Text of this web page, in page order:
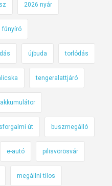
2026 nyár
fűnyíró
újbuda torlódás
tengeralattjáró
út buszmegálló
e-autó pilisvörösvár
megállni tilos